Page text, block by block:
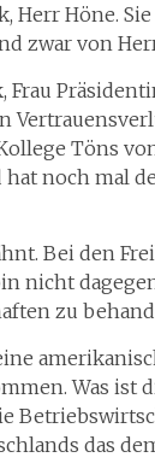
Herr Höne.
zwar von
Frau
Töns
noch mal
Bei den
nicht
zu
Was ist
das